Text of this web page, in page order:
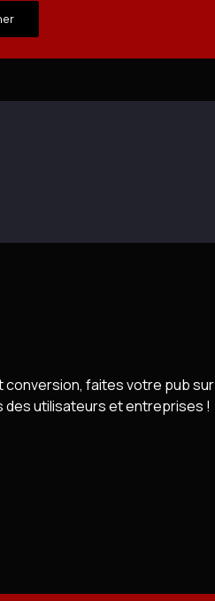
conversion, faites votre pub sur
des utilisateurs et entreprises !